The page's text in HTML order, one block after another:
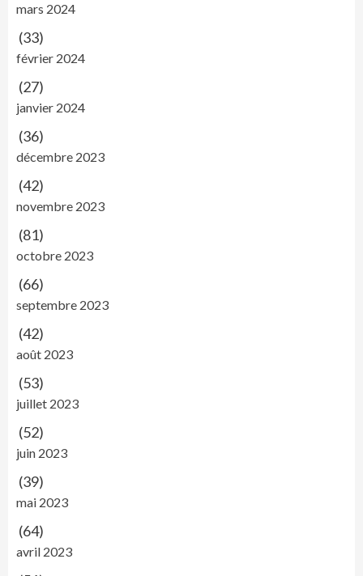
mars 2024
(33)
février 2024
(27)
janvier 2024
(36)
décembre 2023
(42)
novembre 2023
(81)
octobre 2023
(66)
septembre 2023
(42)
août 2023
(53)
juillet 2023
(52)
juin 2023
(39)
mai 2023
(64)
avril 2023